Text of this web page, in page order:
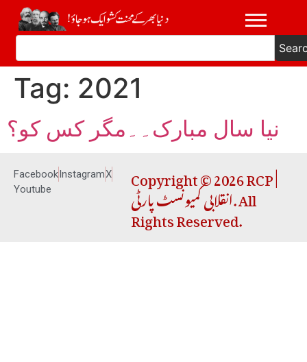
Tag: 2021
نیا سال مبارک۔۔مگر کس کو؟
FacebookInstagramX
Youtube
Copyright © 2026 RCP |
انقلابی کمیونسٹ پارٹی. All
Rights Reserved.